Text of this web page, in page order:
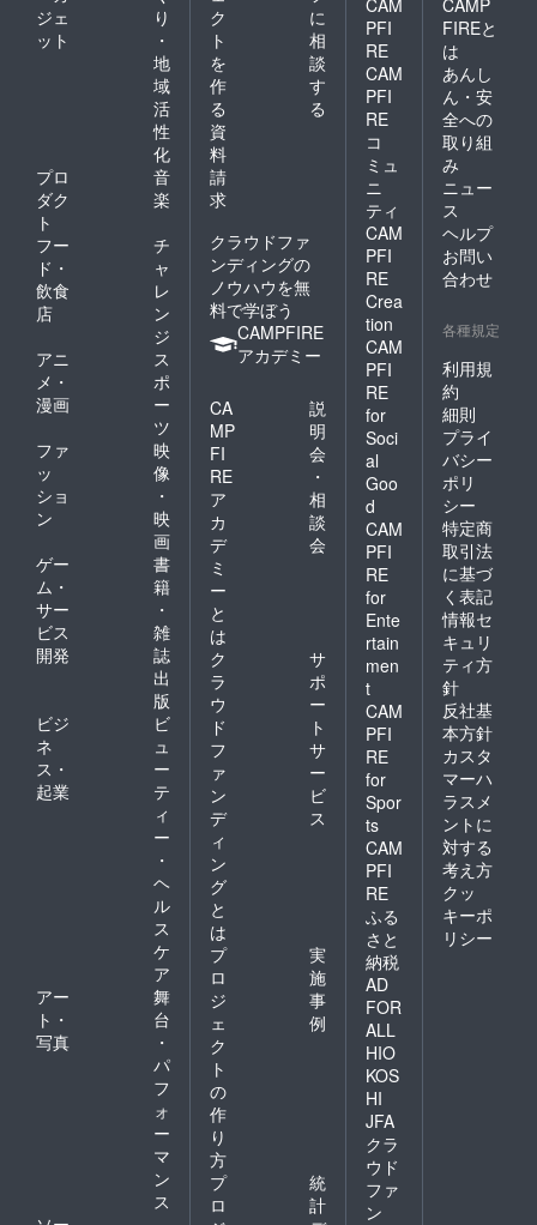
ジェ
ット
り
・
地
域
活
性
化
プロ
ダク
ト
音
楽
フー
ド・
飲食
店
チ
ャ
レ
ン
ジ
アニ
メ・
漫画
ス
ポ
ー
ツ
ファ
ッ
ショ
ン
映
像
・
映
画
ゲー
ム・
サー
ビス
開発
書
籍
・
雑
誌
出
版
ビジ
ネ
ス・
起業
ビ
ュ
ー
テ
ィ
ー
・
ヘ
ル
ス
ケ
ア
アー
ト・
写真
舞
台
・
パ
フ
ォ
ー
マ
ン
ス
ク
ト
を
作
る
に
相
談
す
る
資
料
請
求
クラウドファ
ンディングの
ノウハウを無
料で学ぼう
CAMPFIRE
アカデミー
CA
MP
FI
RE
ア
カ
デ
ミ
ー
と
は
説
明
会
・
相
談
会
ク
ラ
ウ
ド
フ
ァ
ン
デ
ィ
ン
グ
と
は
サ
ポ
ー
ト
サ
ー
ビ
ス
プ
ロ
ジ
ェ
ク
ト
の
作
り
方
実
施
事
例
プ
ロ
統
計
CAM
PFI
RE
CAM
PFI
RE
コ
ミュ
ニ
ティ
CAM
PFI
RE
Crea
tion
CAM
PFI
RE
for
Soci
al
Goo
d
CAM
PFI
RE
for
Ente
rtain
men
t
CAM
PFI
RE
for
Spor
ts
CAM
PFI
RE
ふる
さと
納税
AD
FOR
ALL
HIO
KOS
HI
JFA
クラ
ウド
ファ
ン
CAMP
FIREと
は
あんし
ん・安
全への
取り組
み
ニュー
ス
ヘルプ
お問い
合わせ
各種規定
利用規
約
細則
プライ
バシー
ポリ
シー
特定商
取引法
に基づ
く表記
情報セ
キュリ
ティ方
針
反社基
本方針
カスタ
マーハ
ラスメ
ントに
対する
考え方
クッ
キーポ
リシー